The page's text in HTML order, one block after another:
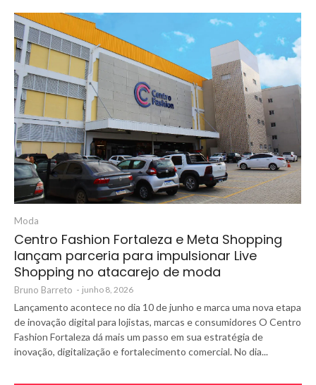
Moda
Centro Fashion Fortaleza e Meta Shopping
lançam parceria para impulsionar Live
Shopping no atacarejo de moda
Bruno Barreto - junho 8, 2026
Lançamento acontece no dia 10 de junho e marca uma nova etapa
de inovação digital para lojistas, marcas e consumidores O Centro
Fashion Fortaleza dá mais um passo em sua estratégia de
inovação, digitalização e fortalecimento comercial. No dia...